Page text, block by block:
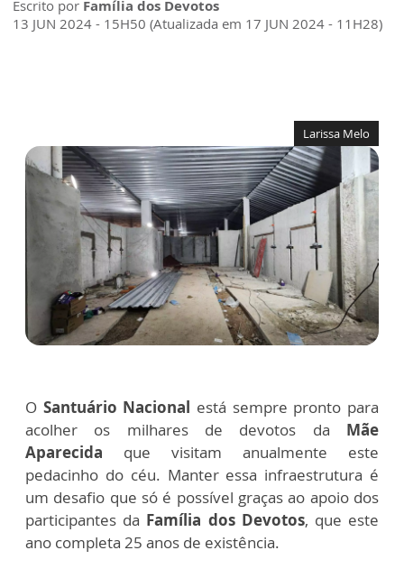
Escrito por Família dos Devotos
13 JUN 2024 - 15H50 (Atualizada em 17 JUN 2024 - 11H28)
Larissa Melo
O Santuário Nacional está sempre pronto para
acolher os milhares de devotos da Mãe
Aparecida que visitam anualmente este
pedacinho do céu. Manter essa infraestrutura é
um desafio que só é possível graças ao apoio dos
participantes da Família dos Devotos, que este
ano completa 25 anos de existência.